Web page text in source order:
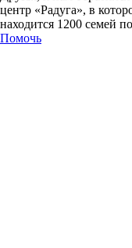
центр «Радуга», в
находится 1200 семей
Помочь